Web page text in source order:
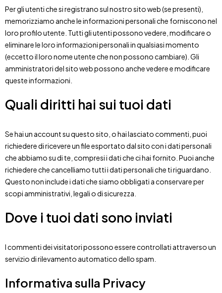
Per gli utenti che si registrano sul nostro sito web (se presenti),
memorizziamo anche le informazioni personali che forniscono nel
loro profilo utente. Tutti gli utenti possono vedere, modificare o
eliminare le loro informazioni personali in qualsiasi momento
(eccetto il loro nome utente che non possono cambiare). Gli
amministratori del sito web possono anche vedere e modificare
queste informazioni.
Quali diritti hai sui tuoi dati
Se hai un account su questo sito, o hai lasciato commenti, puoi
richiedere di ricevere un file esportato dal sito con i dati personali
che abbiamo su di te, compresi i dati che ci hai fornito. Puoi anche
richiedere che cancelliamo tutti i dati personali che ti riguardano.
Questo non include i dati che siamo obbligati a conservare per
scopi amministrativi, legali o di sicurezza.
Dove i tuoi dati sono inviati
I commenti dei visitatori possono essere controllati attraverso un
servizio di rilevamento automatico dello spam.
Informativa sulla Privacy